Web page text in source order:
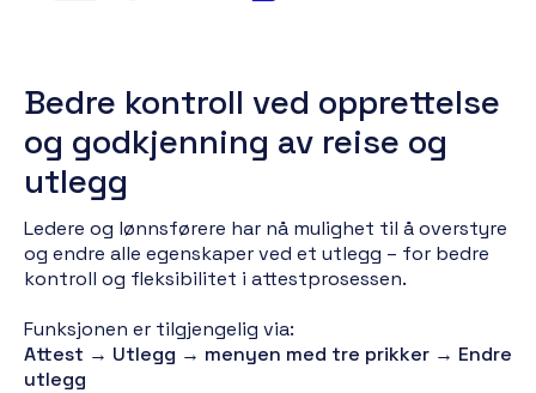
Bedre kontroll ved opprettelse
og godkjenning av reise og
utlegg
Ledere og lønnsførere har nå mulighet til å overstyre
og endre alle egenskaper ved et utlegg – for bedre
kontroll og fleksibilitet i attestprosessen.
Funksjonen er tilgjengelig via:
Attest → Utlegg → menyen med tre prikker → Endre
utlegg